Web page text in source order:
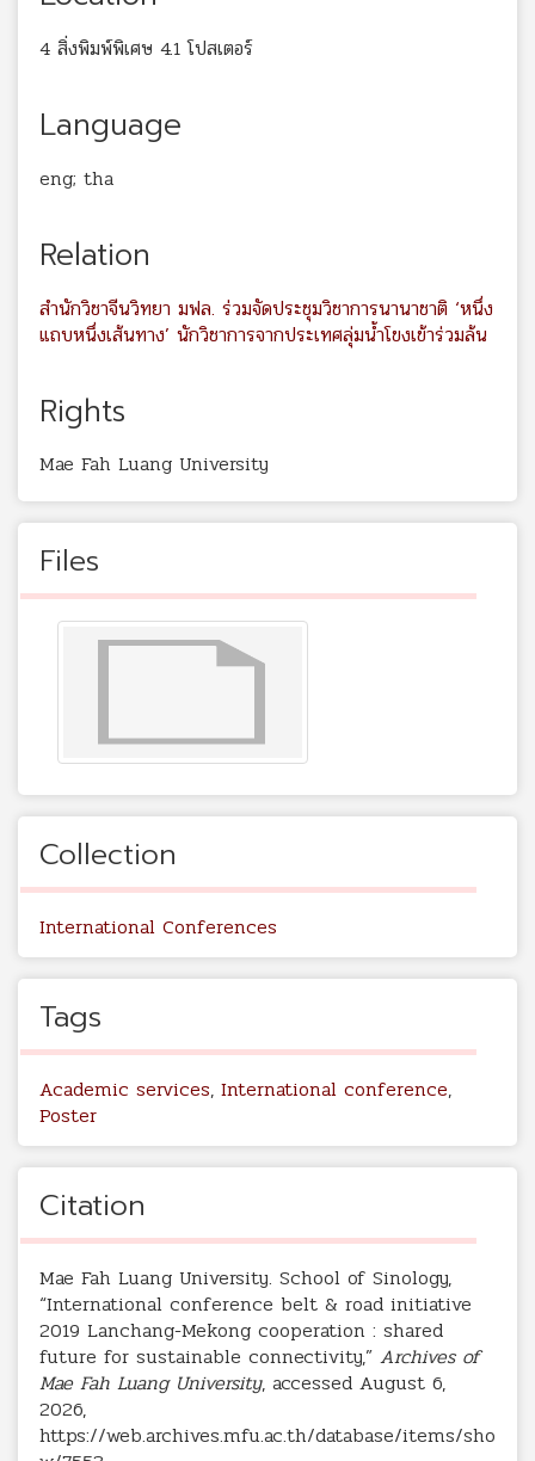
4 สิ่งพิมพ์พิเศษ 4.1 โปสเตอร์
Language
eng; tha
Relation
สำนักวิชาจีนวิทยา มฟล. ร่วมจัดประชุมวิชาการนานาชาติ ‘หนึ่ง
แถบหนึ่งเส้นทาง’ นักวิชาการจากประเทศลุ่มน้ำโขงเข้าร่วมล้น
Rights
Mae Fah Luang University
Files
Collection
International Conferences
Tags
Academic services, International conference,
Poster
Citation
Mae Fah Luang University. School of Sinology,
“International conference belt & road initiative
2019 Lanchang-Mekong cooperation : shared
future for sustainable connectivity,” Archives of
Mae Fah Luang University, accessed August 6,
2026,
https://web.archives.mfu.ac.th/database/items/sho